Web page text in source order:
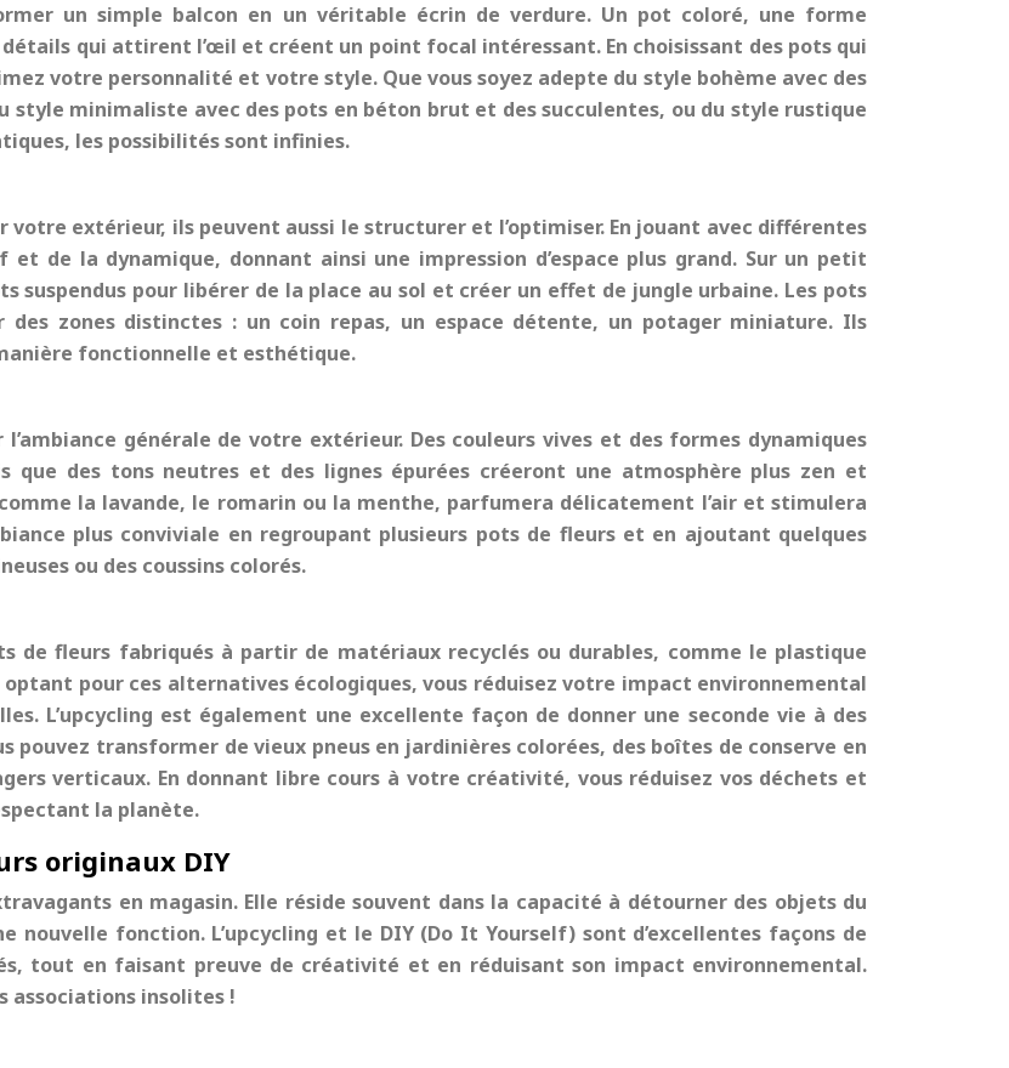
un simple balcon en un véritable écrin de verdure. Un pot coloré, une forme
qui attirent l’œil et créent un point focal intéressant. En choisissant des pots qui
votre personnalité et votre style. Que vous soyez adepte du style bohème avec des
minimaliste avec des pots en béton brut et des succulentes, ou du style rustique
les possibilités sont infinies.
votre extérieur, ils peuvent aussi le structurer et l’optimiser. En jouant avec différentes
de la dynamique, donnant ainsi une impression d’espace plus grand. Sur un petit
suspendus pour libérer de la place au sol et créer un effet de jungle urbaine. Les pots
zones distinctes : un coin repas, un espace détente, un potager miniature. Ils
fonctionnelle et esthétique.
générale de votre extérieur. Des couleurs vives et des formes dynamiques
que des tons neutres et des lignes épurées créeront une atmosphère plus zen et
la lavande, le romarin ou la menthe, parfumera délicatement l’air et stimulera
plus conviviale en regroupant plusieurs pots de fleurs et en ajoutant quelques
ou des coussins colorés.
de fleurs fabriqués à partir de matériaux recyclés ou durables, comme le plastique
optant pour ces alternatives écologiques, vous réduisez votre impact environnemental
L’upcycling est également une excellente façon de donner une seconde vie à des
pouvez transformer de vieux pneus en jardinières colorées, des boîtes de conserve en
verticaux. En donnant libre cours à votre créativité, vous réduisez vos déchets et
la planète.
originaux DIY
en magasin. Elle réside souvent dans la capacité à détourner des objets du
fonction. L’upcycling et le DIY (Do It Yourself) sont d’excellentes façons de
tout en faisant preuve de créativité et en réduisant son impact environnemental.
associations insolites !